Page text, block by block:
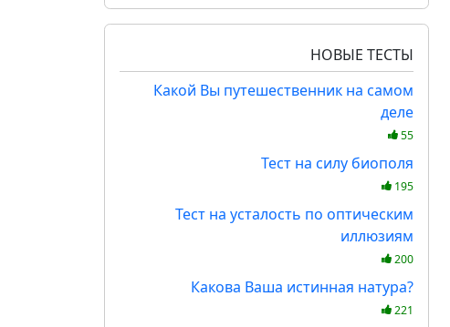
НОВЫЕ ТЕСТЫ
Какой Вы путешественник на самом
деле
55
Тест на силу биополя
195
Тест на усталость по оптическим
иллюзиям
200
Какова Ваша истинная натура?
221